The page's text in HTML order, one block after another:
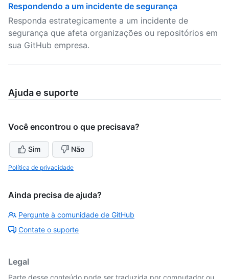
Respondendo a um incidente de segurança
Responda estrategicamente a um incidente de
segurança que afeta organizações ou repositórios em
sua GitHub empresa.
Ajuda e suporte
Você encontrou o que precisava?
Sim Não
Política de privacidade
Ainda precisa de ajuda?
Pergunte à comunidade de GitHub
Contate o suporte
Legal
Parte desse conteúdo pode ser traduzida por computador ou